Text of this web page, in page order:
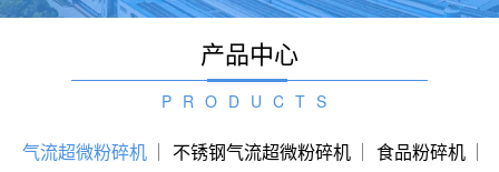
产品中心
PRODUCTS
气流超微粉碎机 不锈钢气流超微粉碎机
食品粉碎机